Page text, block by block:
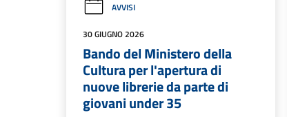
AVVISI
30 GIUGNO 2026
Bando del Ministero della
Cultura per l'apertura di
nuove librerie da parte di
giovani under 35